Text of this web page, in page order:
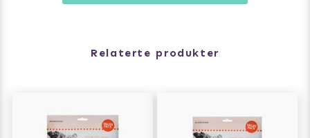
Relaterte produkter